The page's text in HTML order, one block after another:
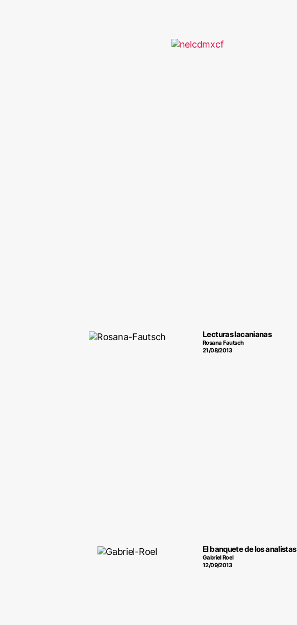
Lecturas lacanianas
Rosana Fautsch
21/08/2013
El banquete de los analistas
Gabriel Roel
12/09/2013